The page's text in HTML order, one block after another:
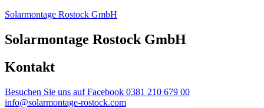
Solarmontage Rostock GmbH
Solarmontage Rostock GmbH
Kontakt
Besuchen Sie uns auf Facebook 0381 210 679 00
info@solarmontage-rostock.com